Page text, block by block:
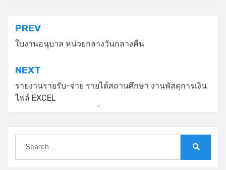
แนะแนว
เรื่อง
PREV
ใบงานอนุบาล หน่วยกลางวันกลางคืน
NEXT
รายงานรายรับ-จ่าย รายได้สถานศึกษา งานพัสดุการเงิน
ไฟล์ EXCEL
for: